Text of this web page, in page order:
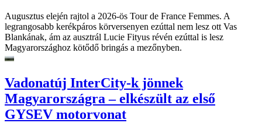
Augusztus elején rajtol a 2026-ös Tour de France Femmes. A
legrangosabb kerékpáros körversenyen ezúttal nem lesz ott Vas
Blankának, ám az ausztrál Lucie Fityus révén ezúttal is lesz
Magyarországhoz kötődő bringás a mezőnyben.
Vadonatúj InterCity-k jönnek
Magyarországra – elkészült az első
GYSEV motorvonat